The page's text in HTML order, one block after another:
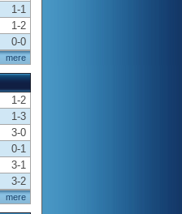
mere
1-1
1-2
0-0
mere
1-2
1-3
3-0
0-1
3-1
3-2